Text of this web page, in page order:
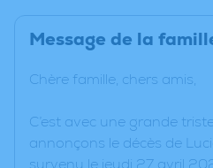
Message de la
Chère famille, chers amis,
C’est avec une grande
annonçons le décès de
survenu le jeudi 27 avril